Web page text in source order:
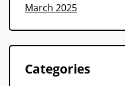
March 2025
Categories